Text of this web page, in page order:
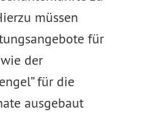
müssen
für
der
für die
ausgebaut